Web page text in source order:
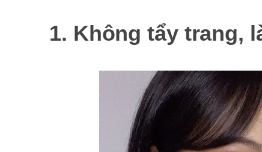
1. Không tẩy trang,